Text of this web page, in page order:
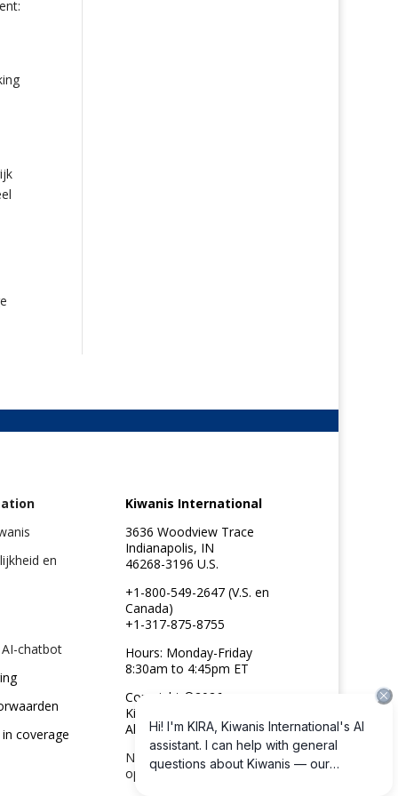
en
AI-chatbot
coverage
Kiwanis International
3636 Woodview Trace
Indianapolis, IN
46268-3196 U.S.
+1-800-549-2647 (V.S. en
Canada)
+1-317-875-8755
Hours: Monday-Friday
8:30am to 4:45pm ET
Copyright ©2026
Kiwanis International
All rights reserved
Neem contact met ons
op